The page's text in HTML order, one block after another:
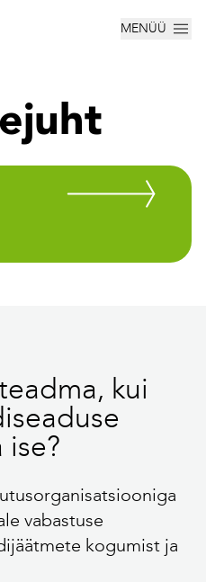
MENÜÜ
kui
ise?
vabastuse
kogumist ja